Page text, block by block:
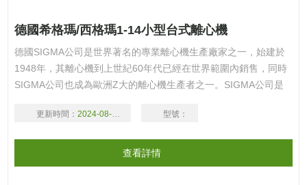
德國希格瑪/西格瑪1-14小型台式離心機
德國SIGMA公司是世界著名的專業離心機生產廠家之一，始建於
1948年，其離心機到上世紀60年代已經在世界範圍內銷售，同時
SIGMA公司也成為歐洲Z大的離心機生產者之一。SIGMA公司是
更新時間： 2024-08-16 型號：
查看詳情